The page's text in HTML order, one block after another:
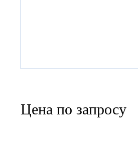
Цена по запросу